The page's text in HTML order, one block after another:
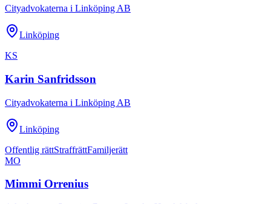
Cityadvokaterna i Linköping AB
Linköping
KS
Karin Sanfridsson
Cityadvokaterna i Linköping AB
Linköping
Offentlig rättStraffrättFamiljerätt
MO
Mimmi Orrenius